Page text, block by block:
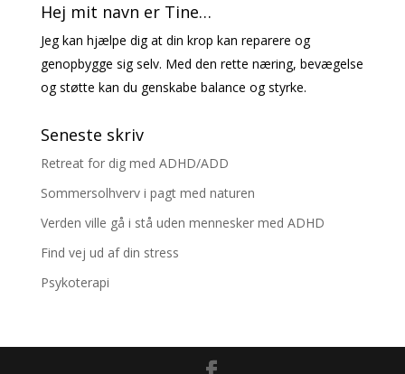
Hej mit navn er Tine…
Jeg kan hjælpe dig at din krop kan reparere og
genopbygge sig selv. Med den rette næring, bevægelse
og støtte kan du genskabe balance og styrke.
Seneste skriv
Retreat for dig med ADHD/ADD
Sommersolhverv i pagt med naturen
Verden ville gå i stå uden mennesker med ADHD
Find vej ud af din stress
Psykoterapi